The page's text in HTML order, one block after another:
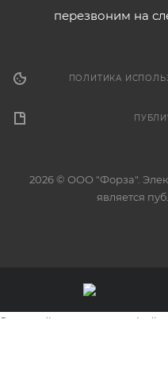
перезвоним на
ПОЛИТИКА
2026 © ООО "Форза".
является
Этот сайт использует